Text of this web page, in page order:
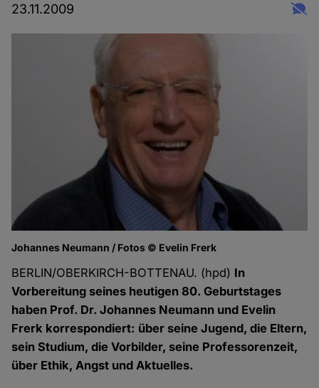
23.11.2009
Johannes Neumann / Fotos © Evelin Frerk
BERLIN/OBERKIRCH-BOTTENAU. (hpd) In
Vorbereitung seines heutigen 80. Geburtstages
haben Prof. Dr. Johannes Neumann und Evelin
Frerk korrespondiert: über seine Jugend, die Eltern,
sein Studium, die Vorbilder, seine Professorenzeit,
über Ethik, Angst und Aktuelles.